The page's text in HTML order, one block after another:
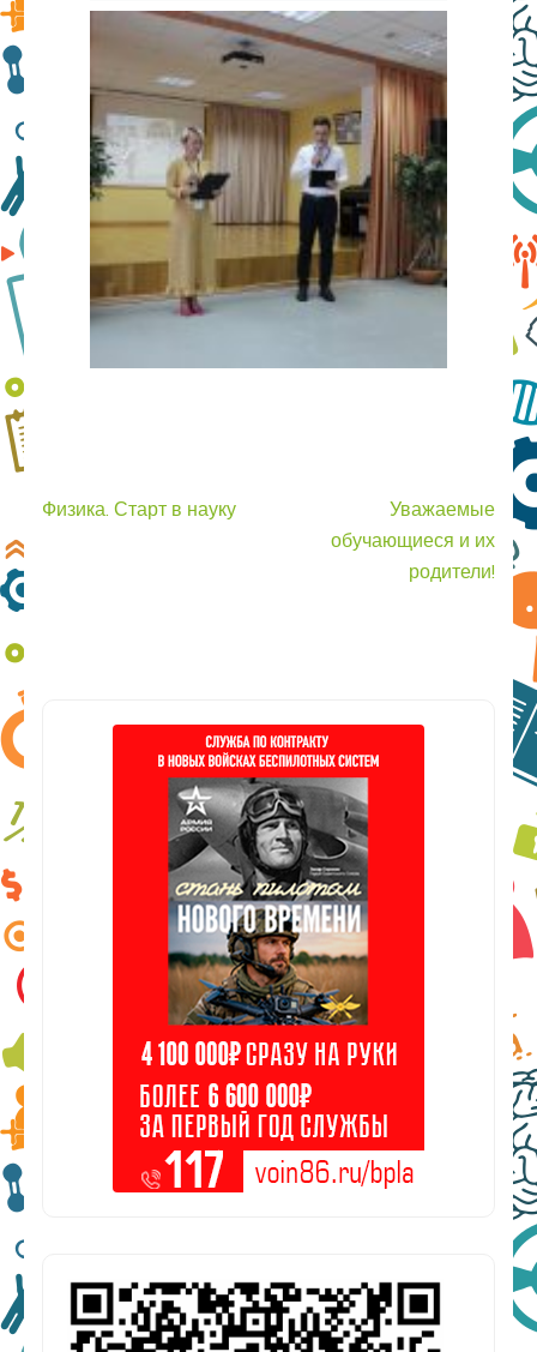
Физика. Старт в науку
Уважаемые
обучающиеся и их
родители!